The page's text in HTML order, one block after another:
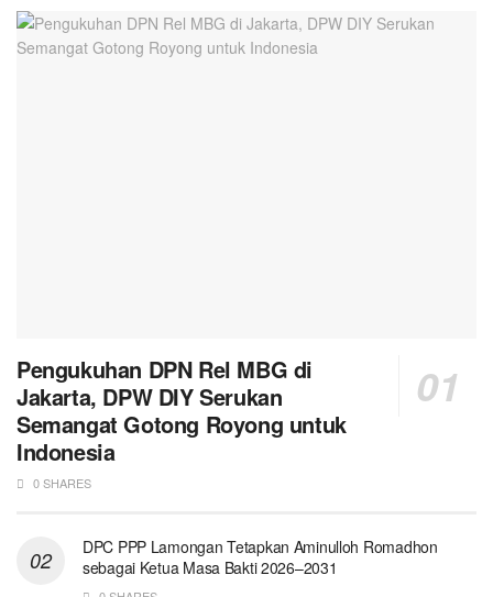
Pengukuhan DPN Rel MBG di
Jakarta, DPW DIY Serukan
Semangat Gotong Royong untuk
Indonesia
0 SHARES
DPC PPP Lamongan Tetapkan Aminulloh Romadhon
sebagai Ketua Masa Bakti 2026–2031